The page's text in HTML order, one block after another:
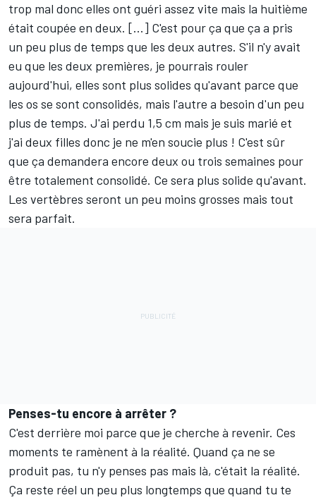
trop mal donc elles ont guéri assez vite mais la huitième
était coupée en deux. [...] C'est pour ça que ça a pris
un peu plus de temps que les deux autres. S'il n'y avait
eu que les deux premières, je pourrais rouler
aujourd'hui, elles sont plus solides qu'avant parce que
les os se sont consolidés, mais l'autre a besoin d'un peu
plus de temps. J'ai perdu 1,5 cm mais je suis marié et
j'ai deux filles donc je ne m'en soucie plus ! C'est sûr
que ça demandera encore deux ou trois semaines pour
être totalement consolidé. Ce sera plus solide qu'avant.
Les vertèbres seront un peu moins grosses mais tout
sera parfait.
Penses-tu encore à arrêter ?
C'est derrière moi parce que je cherche à revenir. Ces
moments te ramènent à la réalité. Quand ça ne se
produit pas, tu n'y penses pas mais là, c'était la réalité.
Ça reste réel un peu plus longtemps que quand tu te